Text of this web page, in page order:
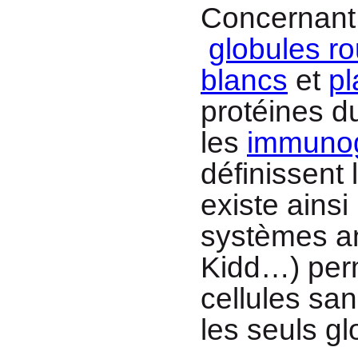
globules
blancs et
protéines
les
définissent
existe
systèmes
Kidd…)
cellules
les seuls